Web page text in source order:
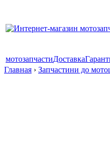
мотозапчастиДоставка
Главная › Запчастини до